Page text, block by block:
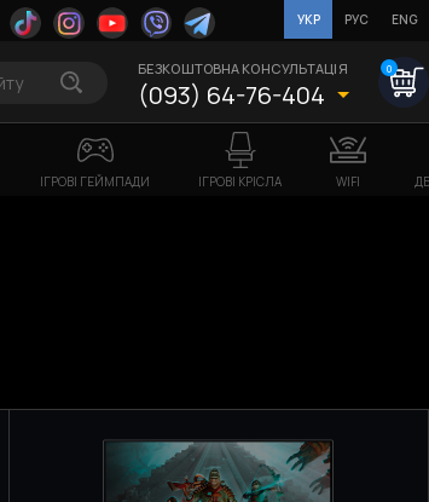
УКР РУС ENG
БЕЗКОШТОВНА КОНСУЛЬТАЦІЯ
(093) 64-76-404
0
ІГРОВІ ГЕЙМПАДИ ІГРОВІ КРІСЛА WIFI